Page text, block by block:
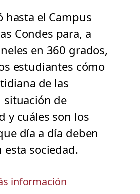
hasta el Campus
Condes para, a
en 360 grados,
estudiantes cómo
de las
situación de
y cuáles son los
día a día deben
sociedad.
información